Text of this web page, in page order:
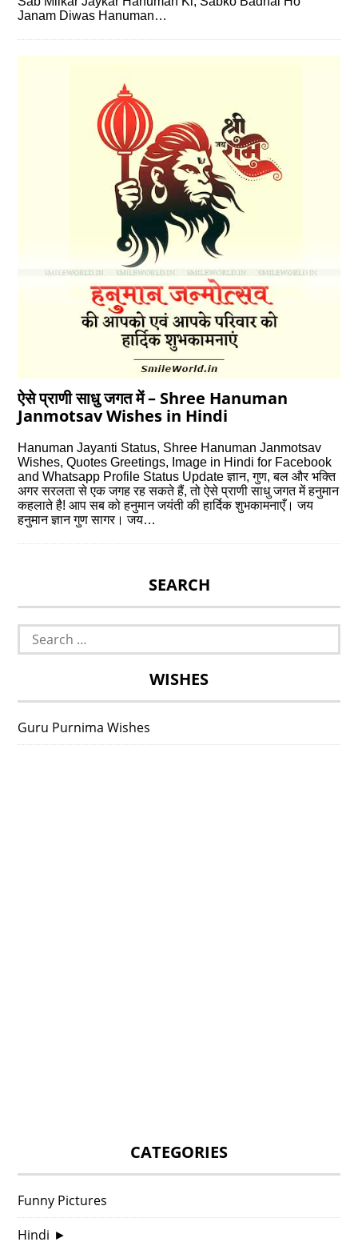
Janam Diwas Hanuman…
ऐसे प्राणी साधु जगत में – Shree Hanuman
Janmotsav Wishes in Hindi
Hanuman Jayanti Status, Shree Hanuman Janmotsav
Wishes, Quotes Greetings, Image in Hindi for Facebook
and Whatsapp Profile Status Update ज्ञान, गुण, बल और भक्ति
अगर सरलता से एक जगह रह सकते हैं, तो ऐसे प्राणी साधु जगत में हनुमान
कहलाते है! आप सब को हनुमान जयंती की हार्दिक शुभकामनाएँ। जय
हनुमान ज्ञान गुण सागर। जय…
SEARCH
Search
for:
WISHES
Guru Purnima Wishes
CATEGORIES
Funny Pictures
Hindi ►